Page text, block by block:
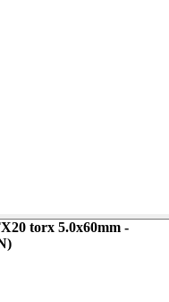
torx 5.0x60mm -